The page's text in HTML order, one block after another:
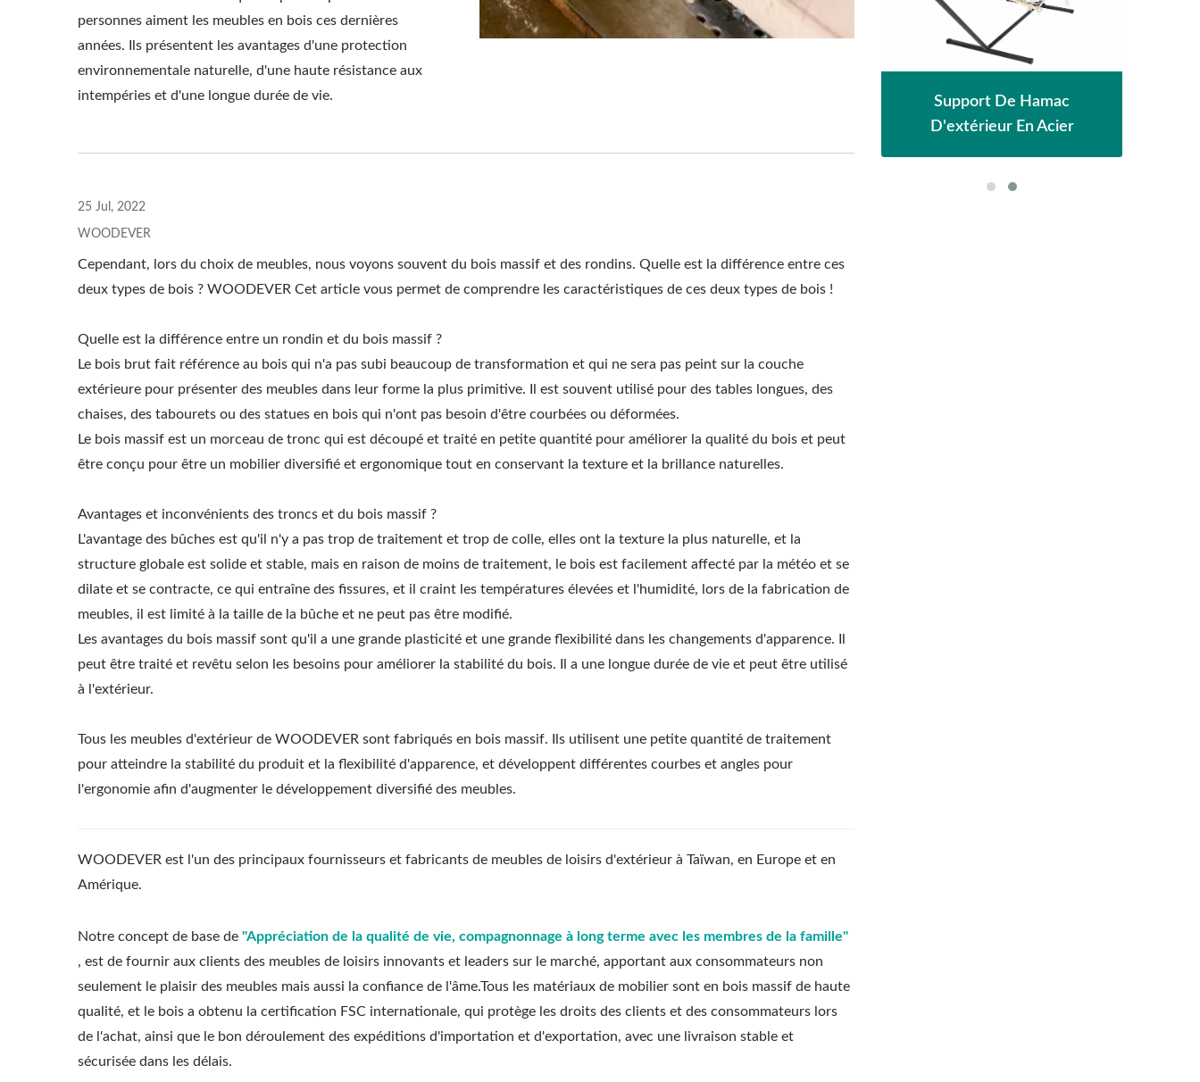
personnes aiment les meubles en bois ces dernières
années. Ils présentent les avantages d'une protection
environnementale naturelle, d'une haute résistance aux
intempéries et d'une longue durée de vie.
25 Jul, 2022
WOODEVER
Cependant, lors du choix de meubles, nous voyons souvent du bois massif et des rondins. Quelle est la différence entre ces
deux types de bois ? WOODEVER Cet article vous permet de comprendre les caractéristiques de ces deux types de bois !
Quelle est la différence entre un rondin et du bois massif ?
Le bois brut fait référence au bois qui n'a pas subi beaucoup de transformation et qui ne sera pas peint sur la couche
extérieure pour présenter des meubles dans leur forme la plus primitive. Il est souvent utilisé pour des tables longues, des
chaises, des tabourets ou des statues en bois qui n'ont pas besoin d'être courbées ou déformées.
Le bois massif est un morceau de tronc qui est découpé et traité en petite quantité pour améliorer la qualité du bois et peut
être conçu pour être un mobilier diversifié et ergonomique tout en conservant la texture et la brillance naturelles.
Avantages et inconvénients des troncs et du bois massif ?
L'avantage des bûches est qu'il n'y a pas trop de traitement et trop de colle, elles ont la texture la plus naturelle, et la
structure globale est solide et stable, mais en raison de moins de traitement, le bois est facilement affecté par la météo et se
dilate et se contracte, ce qui entraîne des fissures, et il craint les températures élevées et l'humidité, lors de la fabrication de
meubles, il est limité à la taille de la bûche et ne peut pas être modifié.
Les avantages du bois massif sont qu'il a une grande plasticité et une grande flexibilité dans les changements d'apparence. Il
peut être traité et revêtu selon les besoins pour améliorer la stabilité du bois. Il a une longue durée de vie et peut être utilisé
à l'extérieur.
Tous les meubles d'extérieur de WOODEVER sont fabriqués en bois massif. Ils utilisent une petite quantité de traitement
pour atteindre la stabilité du produit et la flexibilité d'apparence, et développent différentes courbes et angles pour
l'ergonomie afin d'augmenter le développement diversifié des meubles.
WOODEVER est l'un des principaux fournisseurs et fabricants de meubles de loisirs d'extérieur à Taïwan, en Europe et en
Amérique.
Notre concept de base de "Appréciation de la qualité de vie, compagnonnage à long terme avec les membres de la famille"
, est de fournir aux clients des meubles de loisirs innovants et leaders sur le marché, apportant aux consommateurs non
seulement le plaisir des meubles mais aussi la confiance de l'âme.Tous les matériaux de mobilier sont en bois massif de haute
qualité, et le bois a obtenu la certification FSC internationale, qui protège les droits des clients et des consommateurs lors
de l'achat, ainsi que le bon déroulement des expéditions d'importation et d'exportation, avec une livraison stable et
sécurisée dans les délais.
Pergola Avec Pare-Soleil
Support De Hamac
D'extérieur En Acier